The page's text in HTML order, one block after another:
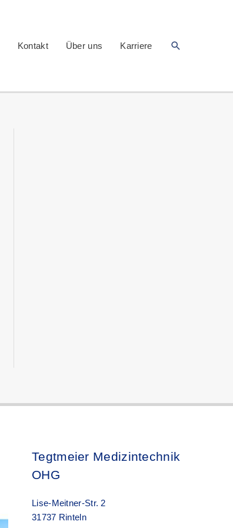
Kontakt Über uns Karriere Suchen
Tegtmeier Medizintechnik
OHG
Lise-Meitner-Str. 2
31737 Rinteln